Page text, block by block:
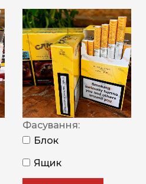
Фасування:
Блок
Ящик